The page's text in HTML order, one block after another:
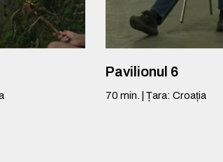
Pavilionul 6
70 min. | Țara: Croația